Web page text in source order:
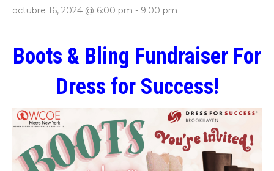
octubre 16, 2024 @ 6:00 pm - 9:00 pm
Boots & Bling Fundraiser For
Dress for Success!